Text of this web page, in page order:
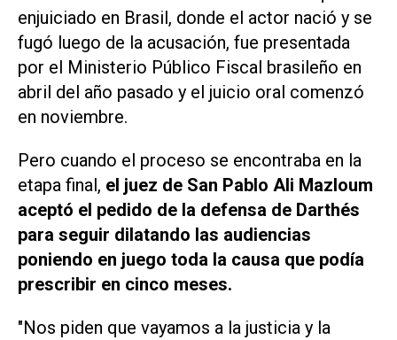
enjuiciado en Brasil, donde el actor nació y se
fugó luego de la acusación, fue presentada
por el Ministerio Público Fiscal brasileño en
abril del año pasado y el juicio oral comenzó
en noviembre.
Pero cuando el proceso se encontraba en la
etapa final, el juez de San Pablo Ali Mazloum
aceptó el pedido de la defensa de Darthés
para seguir dilatando las audiencias
poniendo en juego toda la causa que podía
prescribir en cinco meses.
"Nos piden que vayamos a la justicia y la